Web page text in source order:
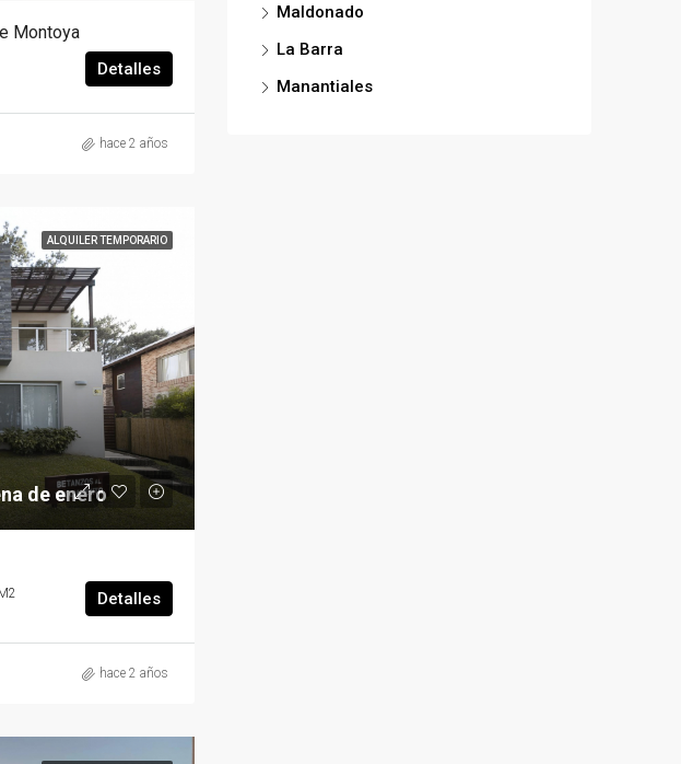
Montoya
Detalles
hace 2 años
ALQUILER TEMPORARIO
de enero
Detalles
hace 2 años
Maldonado
La Barra
Manantiales